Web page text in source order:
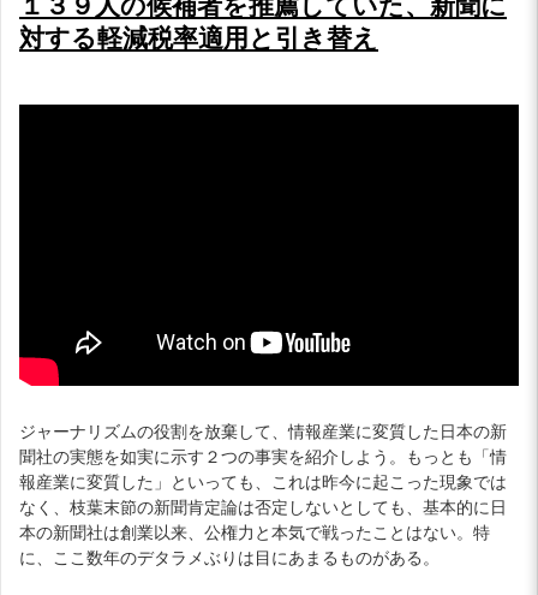
対する軽減税率適用と引き替え
ジャーナリズムの役割を放棄して、情報産業に変質した日本の新
聞社の実態を如実に示す２つの事実を紹介しよう。もっとも「情
報産業に変質した」といっても、これは昨今に起こった現象では
なく、枝葉末節の新聞肯定論は否定しないとしても、基本的に日
本の新聞社は創業以来、公権力と本気で戦ったことはない。特
に、ここ数年のデタラメぶりは目にあまるものがある。